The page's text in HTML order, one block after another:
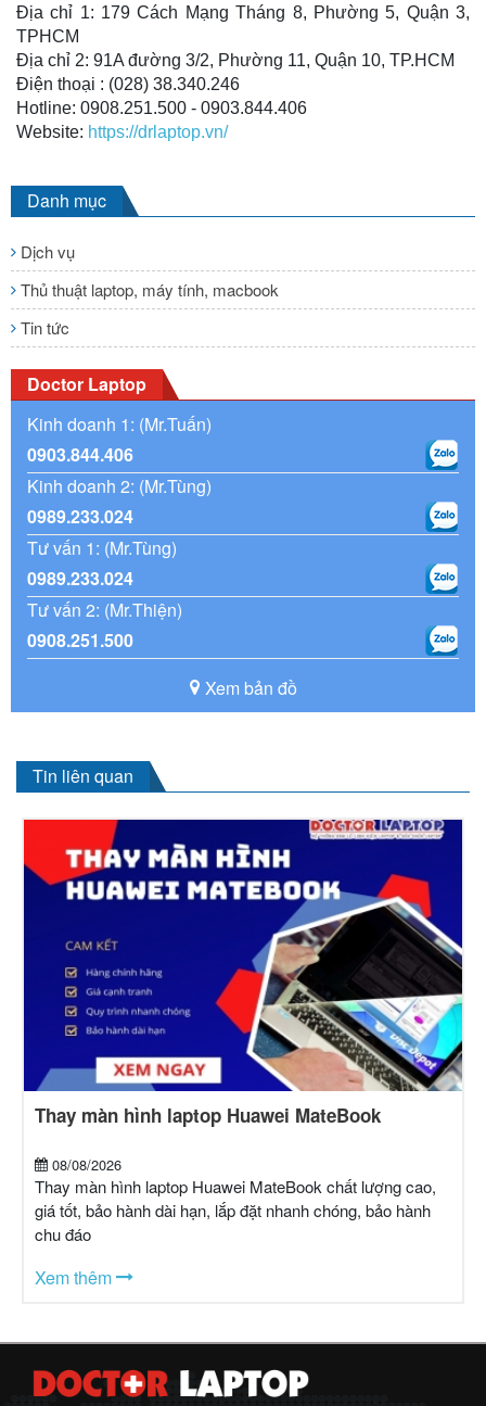
Địa chỉ 1: 179 Cách Mạng Tháng 8, Phường 5, Quận 3,
TPHCM
Địa chỉ 2: 91A đường 3/2, Phường 11, Quận 10, TP.HCM
Điện thoại : (028) 38.340.246
Hotline: 0908.251.500 - 0903.844.406
Website: https://drlaptop.vn/
Danh mục
Dịch vụ
Thủ thuật laptop, máy tính, macbook
Tin tức
Doctor Laptop
Kinh doanh 1: (Mr.Tuấn)
0903.844.406
Kinh doanh 2: (Mr.Tùng)
0989.233.024
Tư vấn 1: (Mr.Tùng)
0989.233.024
Tư vấn 2: (Mr.Thiện)
0908.251.500
Xem bản đồ
Tin liên quan
Thay màn hình laptop Huawei MateBook
08/08/2026
Thay màn hình laptop Huawei MateBook chất lượng cao,
giá tốt, bảo hành dài hạn, lắp đặt nhanh chóng, bảo hành
chu đáo
Xem thêm